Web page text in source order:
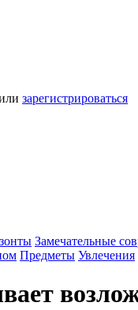
зарегистрироваться
Замечательные
Предметы Увлечения